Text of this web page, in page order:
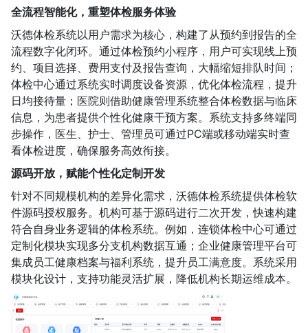
全流程智能化，重塑体检服务体验
沃德体检系统以用户需求为核心，构建了从预约到报告的全
流程数字化闭环。通过体检预约小程序，用户可实现线上预
约、项目选择、费用支付及报告查询，大幅缩短排队时间；
体检中心通过系统实时调度设备资源，优化体检流程，提升
日均接待量；医院则借助健康管理系统整合体检数据与临床
信息，为患者提供个性化健康干预方案。系统支持多终端同
步操作，医生、护士、管理员可通过PC端或移动端实时查
看体检进度，确保服务高效衔接。
源码开放，赋能个性化定制开发
针对不同规模机构的差异化需求，沃德体检系统提供体检软
件源码授权服务。机构可基于源码进行二次开发，快速构建
符合自身业务逻辑的体检系统。例如，连锁体检中心可通过
定制化模块实现多分支机构数据互通；企业健康管理平台可
集成员工健康档案与福利系统，提升员工满意度。系统采用
模块化设计，支持功能灵活扩展，降低机构长期运维成本。